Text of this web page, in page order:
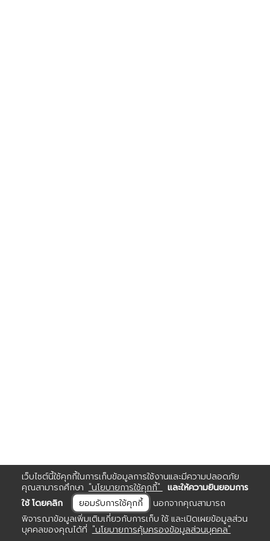
เว็บไซต์นี้ใช้คุกกี้ในการเก็บข้อมูลการใช้งานและมีความปลอดภัย
คุณสามารถศึกษา "นโยบายการใช้คุกกี้"
และให้ความยินยอมการ
ใช้ โดยคลิก
ยอมรับการใช้คุกกี้
นอกจากคุณสามารถ
พิจารณาข้อมูลเพิ่มเติมเกี่ยวกับการเก็บ ใช้ และเปิดเผยข้อมูลส่วน
บุคคลของคุณได้ที่ "นโยบายการคุ้มครองข้อมูลส่วนบุคคล"